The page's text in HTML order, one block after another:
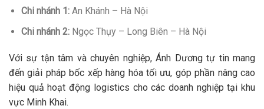
Chi nhánh 1:An Khánh – Hà Nội
Chi nhánh 2:Ngọc Thụy – Long Biên – Hà Nội
Với sự tận tâm và chuyên nghiệp, Ánh Dương tự tin mang
đến giải pháp bốc xếp hàng hóa tối ưu, góp phần nâng cao
hiệu quả hoạt động logistics cho các doanh nghiệp tại khu
vực Minh Khai.